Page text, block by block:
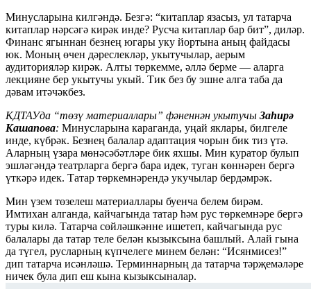
Минусларына килгәндә. Безгә: “китаплар язасыз, ул татарча
китаплар нәрсәгә кирәк инде? Русча китаплар бар бит”, диләр.
Финанс ягыннан безнең югары уку йортына аның файдасы
юк. Моның өчен дәреслекләр, укытучылар, аерым
аудиторияләр кирәк. Алты төркемме, әллә берме — аларга
лекцияне бер укытучы укый. Тик без бу эшне алга таба да
дәвам итәчәкбез.
КДТАУда “төзү материаллары” фәненнән укытучы Заһирә
Кашапова: Минусларына караганда, уңай яклары, билгеле
инде, күбрәк. Безнең балалар адаптация чорын бик тиз үтә.
Аларның үзара мөнәсәбәтләре бик яхшы. Мин куратор булып
эшләгәндә театрларга бергә бара идек, туган көннәрен бергә
үткәрә идек. Татар төркемнәрендә укучылар бердәмрәк.
Мин үзем төзелеш материаллары буенча белем бирәм.
Имтихан алганда, кайчагында татар һәм рус төркемнәре бергә
туры килә. Татарча сөйләшкәнне ишетеп, кайчагында рус
балалары да татар теле белән кызыксына башлый. Алай гына
да түгел, русларның күпчелеге минем белән: “Исянмисез!”
дип татарча исәнләшә. Терминнарның да татарча тәрҗемәләре
ничек була дип еш кына кызыксыналар.